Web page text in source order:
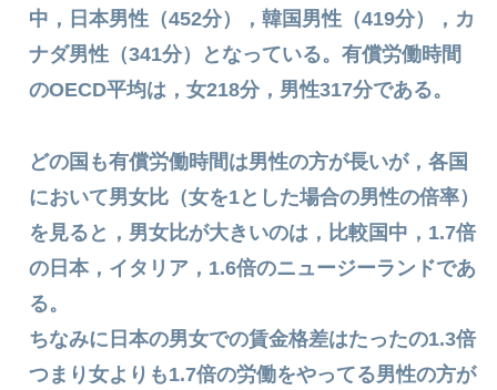
中，日本男性（452分），韓国男性（419分），カ
ナダ男性（341分）となっている。有償労働時間
のOECD平均は，女218分，男性317分である。
どの国も有償労働時間は男性の方が長いが，各国
において男女比（女を1とした場合の男性の倍率）
を見ると，男女比が大きいのは，比較国中，1.7倍
の日本，イタリア，1.6倍のニュージーランドであ
る。
ちなみに日本の男女での賃金格差はたったの1.3倍
つまり女よりも1.7倍の労働をやってる男性の方が